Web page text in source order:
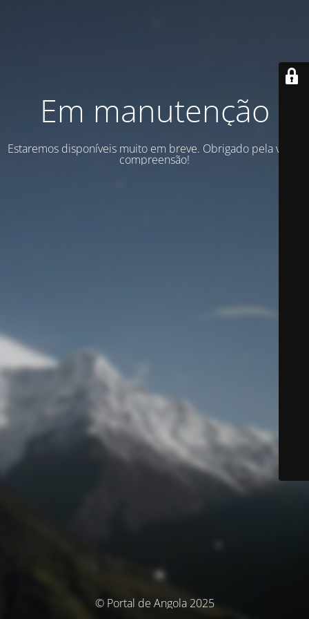
Em manutenção
Estaremos disponíveis muito em breve. Obrigado pela vossa
compreensão!
© Portal de Angola 2025